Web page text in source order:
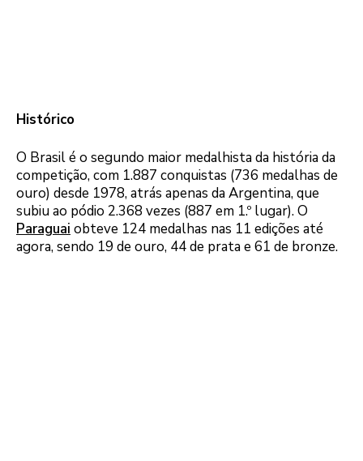
Histórico
O Brasil é o segundo maior medalhista da história da
competição, com 1.887 conquistas (736 medalhas de
ouro) desde 1978, atrás apenas da Argentina, que
subiu ao pódio 2.368 vezes (887 em 1.º lugar). O
Paraguai obteve 124 medalhas nas 11 edições até
agora, sendo 19 de ouro, 44 de prata e 61 de bronze.